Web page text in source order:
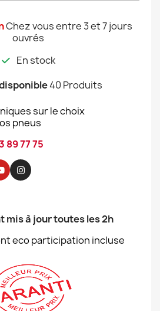
Chez vous entre 3 et 7 jours
ouvrés
En stock
40 Produits
sur le choix
pneus
89 77 75
mis à jour toutes les 2h
eco participation incluse